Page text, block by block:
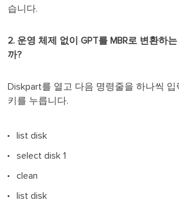
습니다.
2. 운영 체제 없이 GPT를 MBR로 변환하
까?
Diskpart를 열고 다음 명령줄을 하나씩
키를 누릅니다.
list disk
select disk 1
clean
list disk